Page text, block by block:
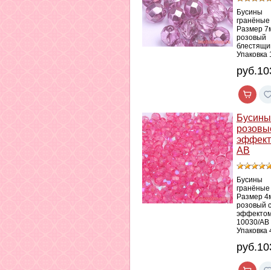
Бусины
гранёные
Размер
розовый
Упаковка
Бусины
АВ
Бусины
гранёные
Размер
розовый с
10030/AB
Упаковка